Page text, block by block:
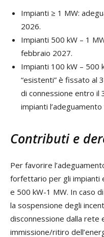
Impianti ≥ 1 MW:
2026.
Impianti 500 kW – 1
febbraio 2027.
Impianti 100 kW – 500
“esistenti” è fissato al
di connessione entro il
impianti
Contributi e
Per favorire
forfettario per gli impianti
e 500 kW-1 MW. In caso
la sospensione degli
disconnessione dalla rete
immissione/ritiro